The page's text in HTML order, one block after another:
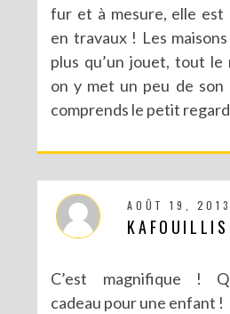
fur et à mesure, elle est
en travaux ! Les
plus qu’un jouet, tout le
on y met un peu de son
comprends le petit
AOÛT 19, 2013
KAFOUILLIS
C’est magnifique !
cadeau pour une enfant !